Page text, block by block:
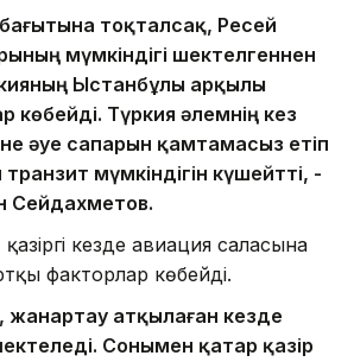
тоқталсақ, Ресей
мүмкіндігі шектелгеннен
Ыстанбұлы арқылы
көбейді. Түркия әлемнің кез
әуе сапарын қамтамасыз етіп
мүмкіндігін күшейтті, -
Сейдахметов.
кезде авиация саласына
факторлар көбейді.
жанартау атқылаған кезде
Сонымен қатар қазір